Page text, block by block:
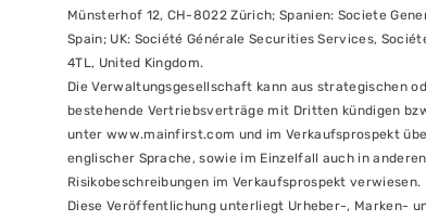
Münsterhof 12, CH-8022 Zürich; Spanien: Societe
Spain; UK: Société Générale Securities Services,
4TL, United Kingdom.
Die Verwaltungsgesellschaft kann aus strategischen
bestehende Vertriebsverträge mit Dritten kündigen
unter www.mainfirst.com und im Verkaufsprospekt
englischer Sprache, sowie im Einzelfall auch in
Risikobeschreibungen im Verkaufsprospekt verwiesen.
Diese Veröffentlichung unterliegt Urheber-, Marken-